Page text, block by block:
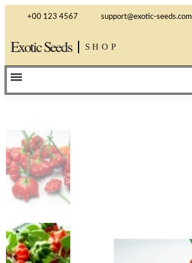
+00 123 4567 support@exotic-seeds.com
Exotic Seeds SHOP